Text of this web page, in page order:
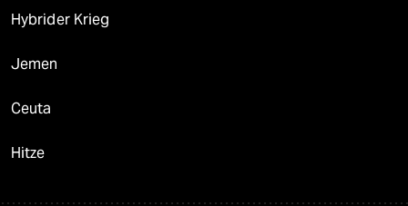
Hybrider Krieg
Jemen
Ceuta
Hitze